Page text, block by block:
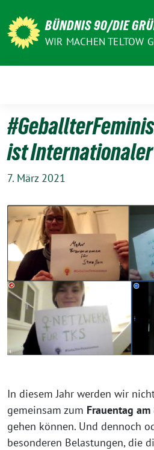
zum
Inhalt
BÜNDNIS 90/DIE
WIR MACHEN TELTOW
ist
7. März 2021
In diesem Jahr werden wir
gemeinsam zum Frauentag am
gehen können. Und dennoch
besonderen Belastungen, die